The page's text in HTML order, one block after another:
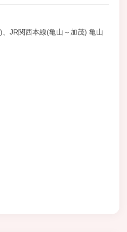
JR関西本線(亀山～加茂) 亀山